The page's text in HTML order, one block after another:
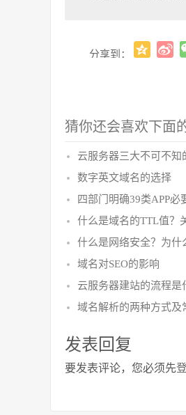
分享到：
猜你还会喜欢下面
云服务器三大不可不知
数字英文域名的选择
四部门明确39类APP必
什么是域名的TTL值？
什么是网络安全？为什
域名对SEO的影响
云服务器建站的流程是
域名解析的两种方式及
发表回复
要发表评论，您必须先